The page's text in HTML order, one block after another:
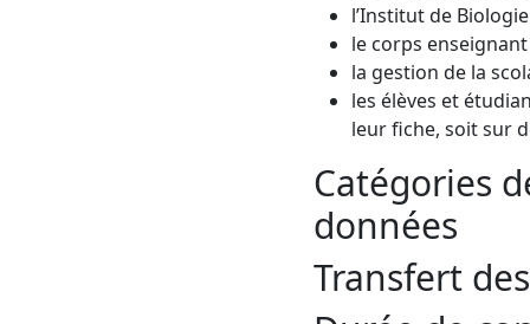
l’Institut de
le corps enseignant
la gestion de la
les élèves et
leur fiche, soit sur
Catégories
données
Transfert